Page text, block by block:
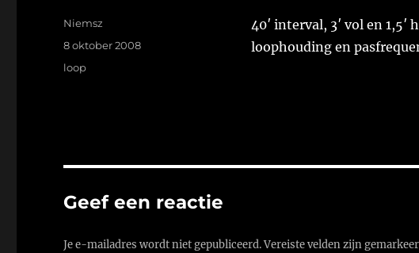
40′ interval, 3′ vol en
loophouding en
Auteur
Niemsz
Geplaatst
op
8 oktober 2008
Tags
loop
Geef een reactie
Je e-mailadres wordt niet gepubliceerd.Vereiste velden zijn